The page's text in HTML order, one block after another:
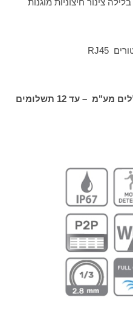
צינור חיצוניות מוגנות
אחריות שנתיים – המחירים כוללים מע"מ – עד 12 תשלומים